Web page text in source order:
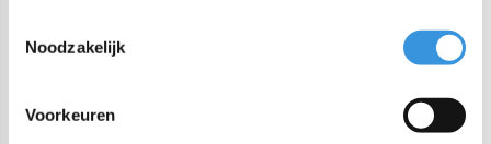
Noodzakelijk
Voorkeuren
– Yumbox Panino
– Yumbox Tapas